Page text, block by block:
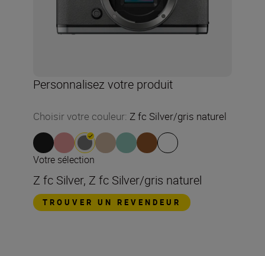
Personnalisez votre produit
Choisir votre couleur: Z fc Silver/gris naturel
Votre sélection
Z fc Silver, Z fc Silver/gris naturel
TROUVER UN REVENDEUR